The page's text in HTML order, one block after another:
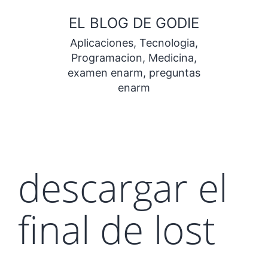
contenido
EL BLOG DE GODIE
Aplicaciones, Tecnologia,
Programacion, Medicina,
examen enarm, preguntas
enarm
descargar el
final de lost